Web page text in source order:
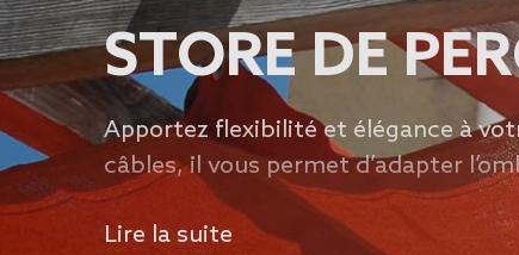
STORE DE
Apportez flexibilité et élégance à
câbles, il vous permet d’adapter
pergola bois, alu ou acier. Pour une
Lire la suite